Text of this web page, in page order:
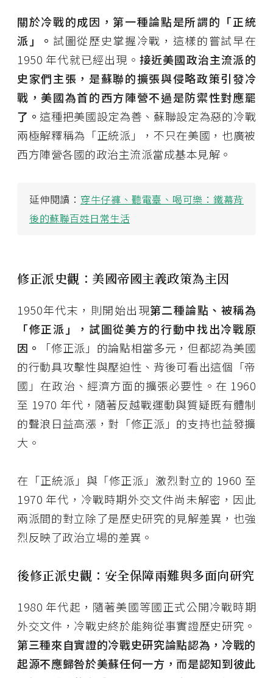
關於冷戰的成因，第一種論點是所謂的「正統
派」。 試圖從歷史掌握冷戰，這樣的嘗試早在
1950 年代就已經出現。 接近美國政治主流派的
史家們主張，是蘇聯的擴張與侵略政策引發冷
戰，美國為首的西方陣營不過是防禦性對應罷
了。 這種把美國設定為善、蘇聯設定為惡的冷戰
兩極解釋稱為「正統派」，不只在美國，也廣被
西方陣營各國的政治主流派當成基本見解。
延伸閱讀： 穿牛仔褲、聽電臺、喝可樂：鐵幕背
後的蘇聯百姓日常生活
修正派史觀：美國帝國主義政策為主因
1950年代末，則開始出現第二種論點、被稱為
「修正派」，試圖從美方的行動中找出冷戰原
因。
「修正派」的論點相當多元，但都認為美國
的行動具攻擊性與壓迫性、背後可看出這個「帝
國」在政治、經濟方面的擴張必要性。在 1960
至 1970 年代，隨著反越戰運動與質疑既有體制
的聲浪日益高漲，對「修正派」的支持也益發擴
大。
在「正統派」與「修正派」激烈對立的 1960 至
1970 年代，冷戰時期外交文件尚未解密，因此
兩派間的對立除了是歷史研究的見解差異，也強
烈反映了政治立場的差異。
後修正派史觀：安全保障兩難與多面向研究
1980 年代起，隨著美國等國正式公開冷戰時期
外交文件，冷戰史終於能夠從事實證歷史研究。
第三種來自實證的冷戰史研究論點認為，冷戰的
起源不應歸咎於美蘇任何一方，而是認知到彼此